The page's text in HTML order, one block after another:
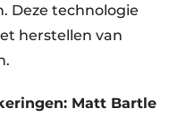
Deze technologie
herstellen van
Matt Bartle